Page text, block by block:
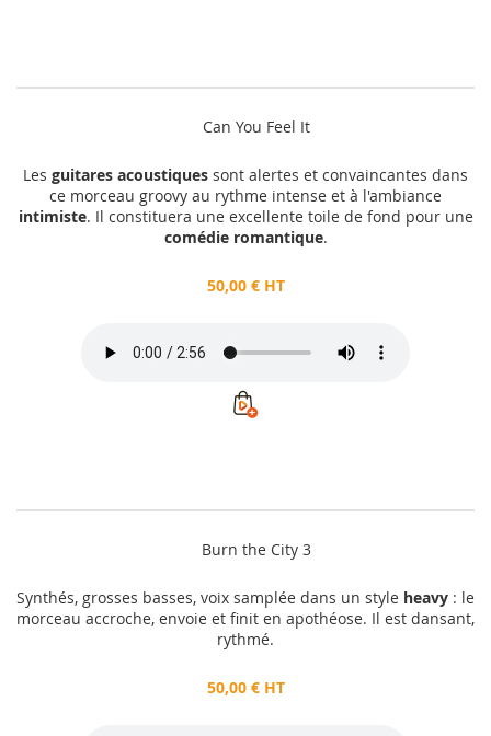
Can You Feel It
Les guitares acoustiques sont alertes et convaincantes dans
ce morceau groovy au rythme intense et à l'ambiance
intimiste. Il constituera une excellente toile de fond pour une
comédie romantique.
50,00 € HT
Burn the City 3
Synthés, grosses basses, voix samplée dans un style heavy : le
morceau accroche, envoie et finit en apothéose. Il est dansant,
rythmé.
50,00 € HT